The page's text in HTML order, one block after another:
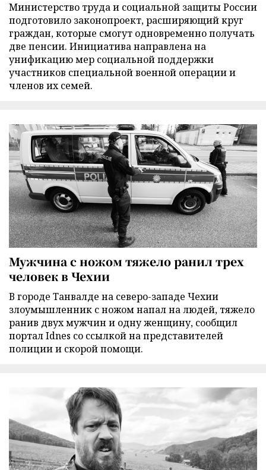
Министерство труда и социальной защиты России
подготовило законопроект, расширяющий круг
граждан, которые смогут одновременно получать
две пенсии. Инициатива направлена на
унификацию мер социальной поддержки
участников специальной военной операции и
членов их семей.
Мужчина с ножом тяжело ранил трех
человек в Чехии
В городе Танвалде на северо-западе Чехии
злоумышленник с ножом напал на людей, тяжело
ранив двух мужчин и одну женщину, сообщил
портал Idnes со ссылкой на представителей
полиции и скорой помощи.